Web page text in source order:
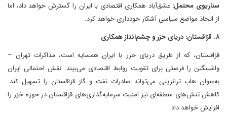
سناریوی محتمل: عشق‌آباد همکاری اقتصادی با ایران را گسترش خواهد داد، اما
از اتخاذ مواضع سیاسی آشکار خودداری خواهد کرد.
۸. قزاقستان: دریای خزر و چشم‌انداز همکاری
قزاقستان، که از طریق دریای خزر با ایران همسایه است، مذاکرات تهران –
واشینگتن را فرصتی برای تقویت روابط اقتصادی می‌بیند. نقش احتمالی ایران
به‌عنوان هاب ترانزیتی می‌تواند صادرات نفت و گاز قزاقستان را تسهیل کند.
کاهش تنش‌های منطقه‌ای نیز امنیت سرمایه‌گذاری‌های قزاقستان در حوزه خزر را
افزایش خواهد داد.